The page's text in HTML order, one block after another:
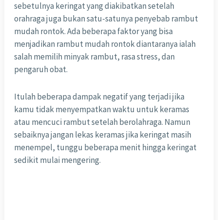
sebetulnya keringat yang diakibatkan setelah
orahraga juga bukan satu-satunya penyebab rambut
mudah rontok. Ada beberapa faktor yang bisa
menjadikan rambut mudah rontok diantaranya ialah
salah memilih minyak rambut, rasa stress, dan
pengaruh obat.
Itulah beberapa dampak negatif yang terjadi jika
kamu tidak menyempatkan waktu untuk keramas
atau mencuci rambut setelah berolahraga. Namun
sebaiknya jangan lekas keramas jika keringat masih
menempel, tunggu beberapa menit hingga keringat
sedikit mulai mengering.